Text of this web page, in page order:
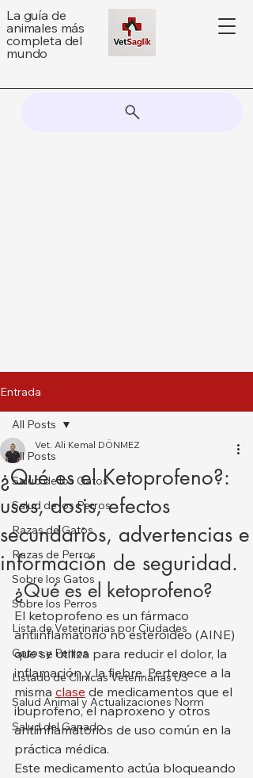
La guía de
animales más
completa del
mundo
Entrada
All Posts
Salud de los Gatos
Salud de los Perros
Razas de Gatos
Razas de Perros
Sobre los Gatos
Sobre los Perros
Lista de Veterinarias por Ciudades
Gatos y Perros
Listado de Clínicas Veterinarias US
Salud Animal y Actualizaciones Norm
Salud del Ganado
All Posts
¿Qué es el Ketoprofeno?:
usos, dosis, efectos
secundarios, advertencias e
información de seguridad.
Vet. Ali Kemal DÖNMEZ
¿Qué es el ketoprofeno?
El ketoprofeno es un fármaco
antiinflamatorio no esteroideo (AINE)
que se utiliza para reducir el dolor, la
inflamación y la fiebre. Pertenece a la
misma clase de medicamentos que el
ibuprofeno, el naproxeno y otros
antiinflamatorios de uso común en la
práctica médica.
Este medicamento actúa bloqueando